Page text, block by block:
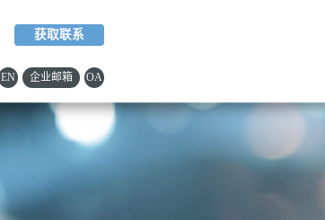
获取联系
EN 企业邮箱 OA